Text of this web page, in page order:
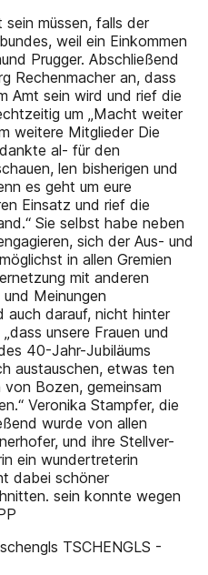
müssen, falls der
weil ein Einkommen
Prugger. Abschließend
Rechenmacher an, dass
Amt sein wird und rief die
um „Macht weiter
weitere Mitglieder Die
al- für den
len bisherigen und
es geht um eure
Einsatz und rief die
Sie selbst habe neben
sich der Aus- und
in allen Gremien
mit anderen
Meinungen
auch darauf, nicht hinter
unsere Frauen und
40-Jahr-Jubiläums
austauschen, etwas ten
Bozen, gemeinsam
Veronika Stampfer, die
wurde von allen
und ihre Stellver-
ein wundertreterin
dabei schöner
sein konnte wegen
TSCHENGLS -